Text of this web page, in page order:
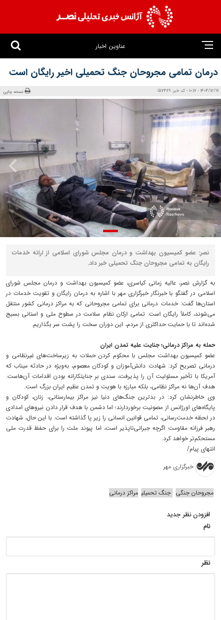
عناوین اخبار
درمان تمامی مجروحان جنگ تحمیلی اخیر رایگان است
1404/12/17 - 10:17 - کد خبر: 157469 نسخه چاپی
نصر: عضو کمیسیون بهداشت و درمان مجلس شورای اسلامی از ارائه خدمات
رایگان به تمامی مجروحان جنگ تحمیلی خبر داد.
به گزارش نصر، عالیه زمانی کیاسری، عضو کمیسیون بهداشت و درمان مجلس شورای
اسلامی در گفتگو با خبرنگار خبرگزاری مهر با اشاره به درمان رایگان و تقویت خدمات در
استان‌ها گفت: خدمات درمانی برای تمامی مجروحانی که به مراکز درمانی کشور منتقل
می‌شوند، کاملاً رایگان است. تمامی ارکان نظام سلامت در سطوح ملی و استانی بسیج
شده‌اند تا با حمایت حداکثری از مردم، این دوران سخت را پشت سر بگذاریم.
حمله به مراکز درمانی؛ جنایت علیه تمدن ایران
عضو کمیسیون بهداشت مجلس با محکوم کردن حملات به زیرساخت‌های غیرنظامی و
درمانی تصریح کرد: شهادت دانش‌آموزان و کودکان معصوم، به‌ویژه در حادثه میناب که
آمریکا با تأخیر مسئولیت آن را پذیرفت، سندی بر جنایتکارانه بودن اقدامات آن‌هاست.
هدف آن‌ها نه مراکز نظامی، بلکه مبارزه با هویت و تمدن عظیم ایران بزرگ است.
وی خاطرنشان کرد: در بدترین جنگ‌های دنیا نیز مراکز بیمارستانی، زنان، کودکان و
پایگاه‌های اورژانس از مصونیت برخوردارند؛ اما دشمن با هدف قرار دادن نیروهای امدادی
در لحظه خدمت‌رسانی، تمامی قوانین انسانی را زیر پا گذاشته است. با این حال، شهادت
رهبر فرزانه مقاومت اگرچه جبرانی‌ناپذیر است، اما پیوند ملت را برای حفظ قدرت ملی
مستحکم‌تر خواهد کرد.
انتهای پیام/
خبرگزاری مهر
مجروحان جنگی جنگ تحمیلی مراکز درمانی
افزودن نظر جدید
نام
نظر